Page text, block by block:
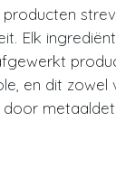
producten
Elk
en dit zowel